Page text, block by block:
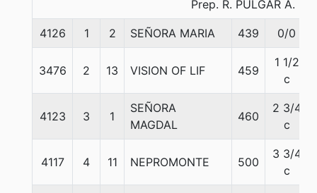
Prep. R. PULGAR A.
4126 1 2 SEÑORA MARIA 439 0/0
3476 2 13 VISION OF LIF 459
1 1/2
c
4123 3 1
SEÑORA
MAGDAL
460
2 3/4
c
4117 4 11 NEPROMONTE 500
3 3/4
c